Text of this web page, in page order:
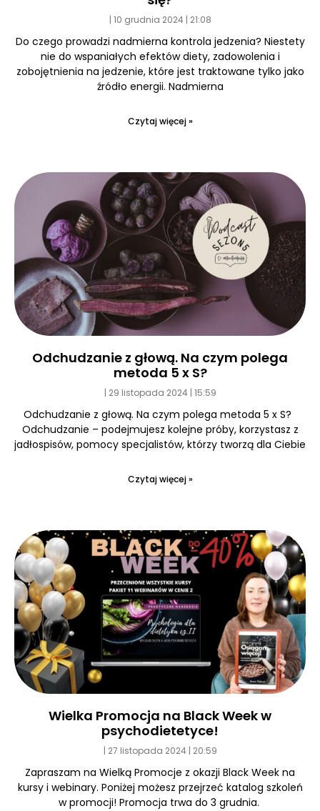
10 grudnia 2024 21:08
Do czego prowadzi nadmierna kontrola jedzenia? Niestety
nie do wspaniałych efektów diety, zadowolenia i
zobojętnienia na jedzenie, które jest traktowane tylko jako
źródło energii. Nadmierna
Czytaj więcej »
Odchudzanie z głową. Na czym polega
metoda 5 x S?
29 listopada 2024 15:59
Odchudzanie z głową. Na czym polega metoda 5 x S?
Odchudzanie – podejmujesz kolejne próby, korzystasz z
jadłospisów, pomocy specjalistów, którzy tworzą dla Ciebie
Czytaj więcej »
Wielka Promocja na Black Week w
psychodietetyce!
27 listopada 2024 20:59
Zapraszam na Wielką Promocje z okazji Black Week na
kursy i webinary. Poniżej możesz przejrzeć katalog szkoleń
w promocji! Promocja trwa do 3 grudnia.